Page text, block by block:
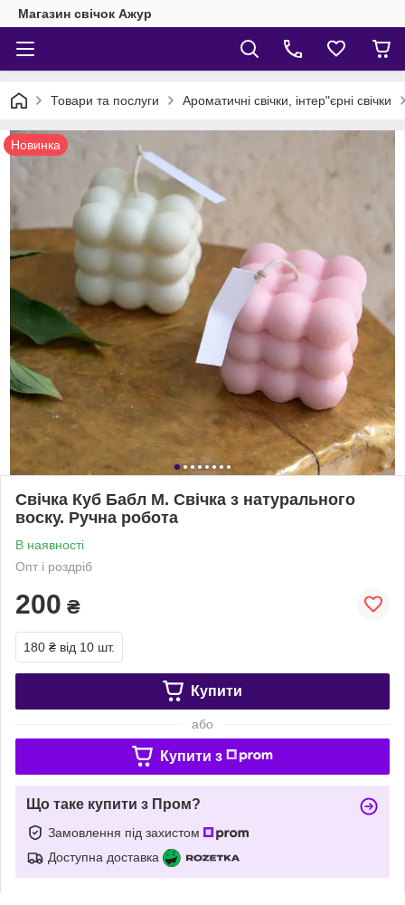
Магазин свічок Ажур
Товари та послуги Ароматичні свічки, інтер"єрні свічки
Новинка
Свічка Куб Бабл М. Свічка з натурального
воску. Ручна робота
В наявності
Опт і роздріб
200 ₴
180 ₴ від 10 шт.
Купити
або
Купити з
Що таке купити з Пром?
Замовлення під захистом
Доступна доставка